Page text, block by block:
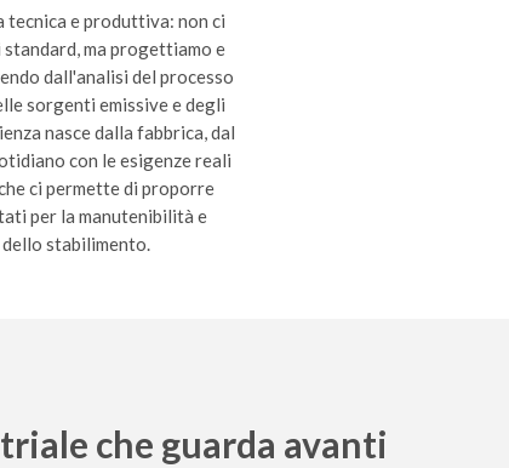
tecnica e produttiva: non ci
ma progettiamo e
dall'analisi del processo
sorgenti emissive e degli
nasce dalla fabbrica, dal
con le esigenze reali
ci permette di proporre
per la manutenibilità e
stabilimento.
che guarda avanti